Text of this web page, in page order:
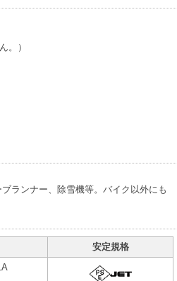
。）
ランナー、除雪機等。バイク以外にも
安定規格